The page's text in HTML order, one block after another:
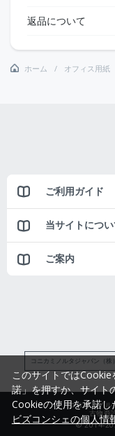
返品について
ホーム オフィス用紙
ご利用ガイド
当サイトにつ
ご案内
コニカミノルタジャパン（
コニカミノル
古物商
© 2014-
このサイトでは
諾」を押すか、サイト
Cookieの使用を承諾
ビズコンシェの個人情